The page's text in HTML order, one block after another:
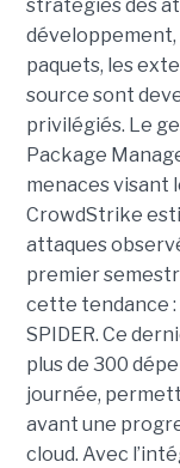
stratégies des
développement,
paquets, les
source sont
privilégiés. Le
Package
menaces visant
CrowdStrike
attaques
premier
cette tendance :
SPIDER. Ce
plus de 300
journée,
avant une
cloud. Avec